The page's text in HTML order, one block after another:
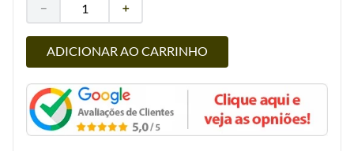
＋
－
ADICIONAR AO CARRINHO